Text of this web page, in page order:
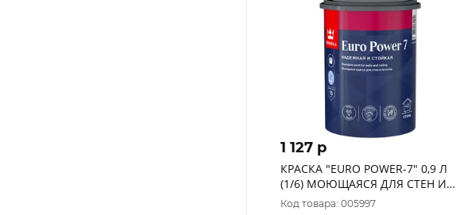
1 127 p
КРАСКА "EURO POWER-7" 0,9 Л
(1/6) МОЮЩАЯСЯ ДЛЯ СТЕН И
ПОТОЛКОВ "ТИККУРИЛА"
Код товара: 005997